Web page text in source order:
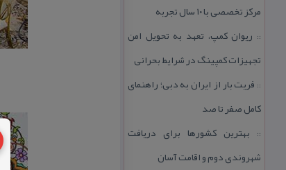
مركز تخصصی با ۱۰ سال تجربه
:: ریوان كمپ، تعهد به تحویل امن
تجهیزات كمپینگ در شرایط بحرانی
:: فریت بار از ایران به دبی؛ راهنمای
كامل صفر تا صد
:: بهترین كشورها برای دریافت
شهروندی دوم و اقامت آسان